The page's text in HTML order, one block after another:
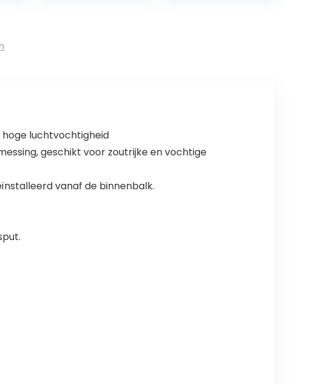
luchtvochtigheid
geschikt voor zoutrijke en vochtige
vanaf de binnenbalk.